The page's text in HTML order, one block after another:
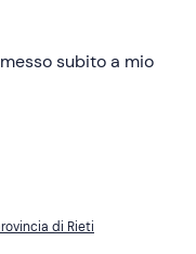
subito a mio
di Rieti